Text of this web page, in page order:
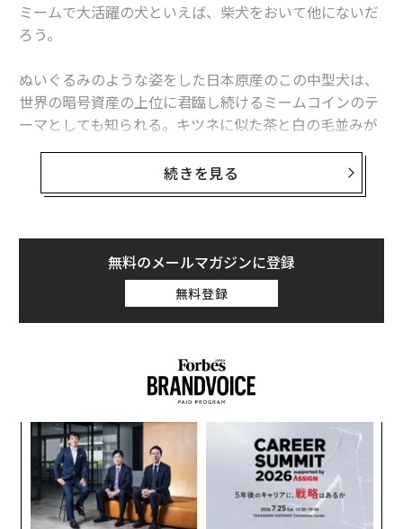
ミームで大活躍の犬といえば、柴犬をおいて他にないだ
ろう。
ぬいぐるみのような姿をした日本原産のこの中型犬は、
世界の暗号資産の上位に君臨し続けるミームコインのテ
ーマとしても知られる。キツネに似た茶と白の毛並みが
一般的で、日本の天然記念物に指定されている。
Shiba & Co.」は、柴犬という犬種への愛が高じて生ま
柴犬と暮らすニコロ・ディ・ステファノとジアタイ・チ
ーが共同で立ち上げた。柴犬用に作られたリードや首
輪、ペットウエアのほか、キャンドルやトートバッグな
ども扱っており、犬だけでなく飼い主や柴犬愛好家のた
めのブランドだ。
続きを見る
無料のメールマガジンに登録
無料登録